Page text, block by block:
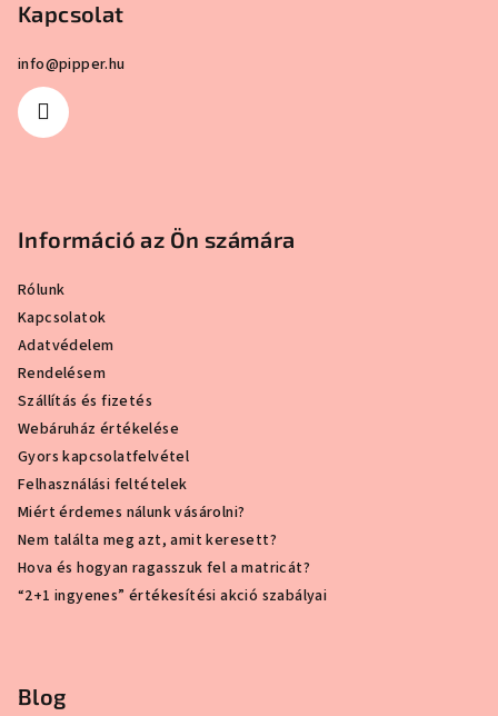
Kapcsolat
info@pipper.hu
Információ az Ön számára
Rólunk
Kapcsolatok
Adatvédelem
Rendelésem
Szállítás és fizetés
Webáruház értékelése
Gyors kapcsolatfelvétel
Felhasználási feltételek
Miért érdemes nálunk vásárolni?
Nem találta meg azt, amit keresett?
Hova és hogyan ragasszuk fel a matricát?
“2+1 ingyenes” értékesítési akció szabályai
Blog